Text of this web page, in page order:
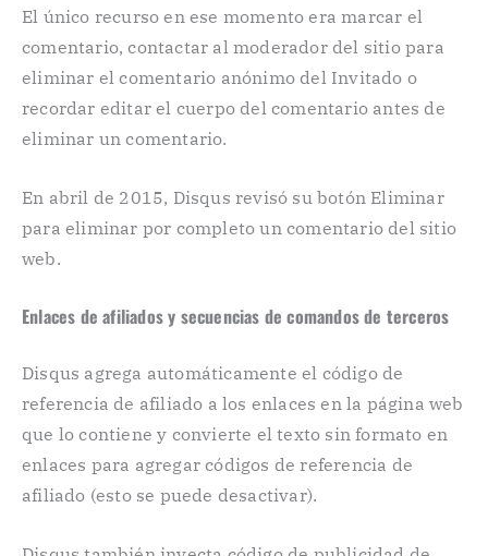
El único recurso en ese momento era marcar el
comentario, contactar al moderador del sitio para
eliminar el comentario anónimo del Invitado o
recordar editar el cuerpo del comentario antes de
eliminar un comentario.
En abril de 2015, Disqus revisó su botón Eliminar
para eliminar por completo un comentario del sitio
web.
Enlaces de afiliados y secuencias de comandos de terceros
Disqus agrega automáticamente el código de
referencia de afiliado a los enlaces en la página web
que lo contiene y convierte el texto sin formato en
enlaces para agregar códigos de referencia de
afiliado (esto se puede desactivar).